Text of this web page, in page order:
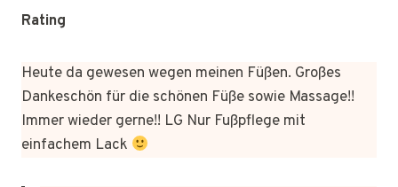
Rating
Heute da gewesen wegen meinen Füßen. Großes
Dankeschön für die schönen Füße sowie Massage!!
Immer wieder gerne!! LG Nur Fußpflege mit
einfachem Lack